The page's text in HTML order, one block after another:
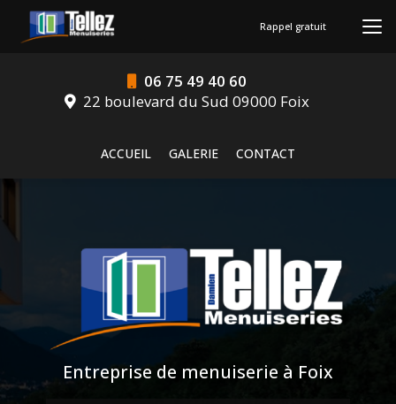
contenu
06 75 49 40 60
22 boulevard du Sud 09000 Foix
ACCUEIL
GALERIE CONTACT
Rappel gratuit
Entreprise de menuiserie à Foix